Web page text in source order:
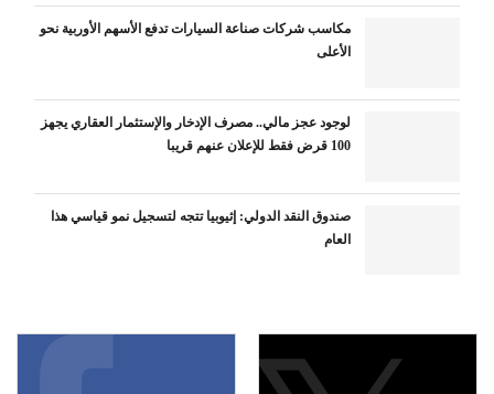
مكاسب شركات صناعة السيارات تدفع الأسهم الأوربية نحو
الأعلى
لوجود عجز مالي.. مصرف الإدخار والإستثمار العقاري يجهز
100 قرض فقط للإعلان عنهم قريبا
صندوق النقد الدولي: إثيوبيا تتجه لتسجيل نمو قياسي هذا
العام